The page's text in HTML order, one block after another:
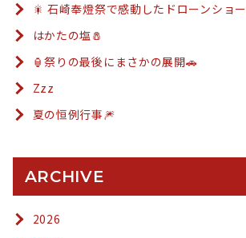
🎇 石崎奉燈祭で感動したドローンショー
はかたの塩🧂
🏮祭りの最後にまさかの展開🚗
Zzz
夏の恒例行事🎆
ARCHIVE
2026